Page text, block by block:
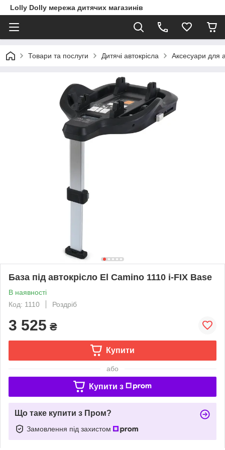
Lolly Dolly мережа дитячих магазинів
Товари та послуги Дитячі автокрісла Аксесуари для
База під автокрісло El Camino 1110 i-FIX Base
В наявності
Код: 1110
Роздріб
3 525 ₴
Купити
або
Купити з
Що таке купити з Пром?
Замовлення під захистом